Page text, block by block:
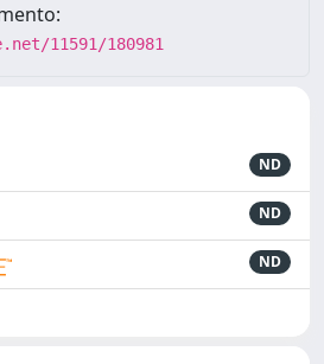
11591/180981
ND
ND
ND